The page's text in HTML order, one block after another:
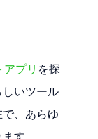
プリ を探
いツール
、あらゆ